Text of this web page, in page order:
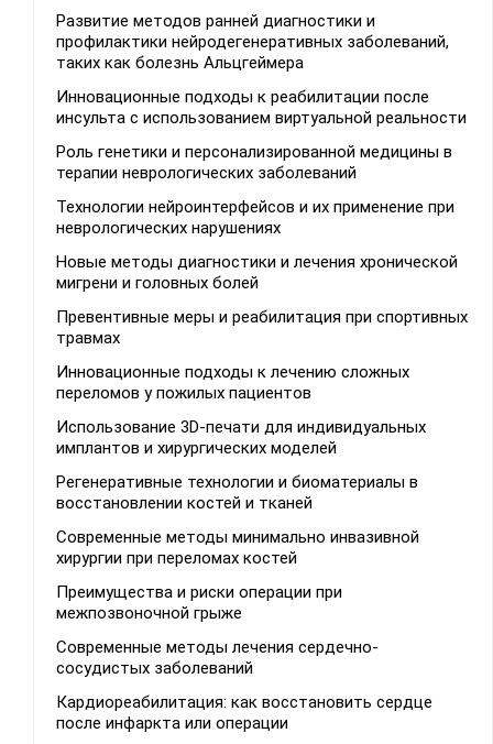
Развитие методов ранней диагностики и
профилактики нейродегенеративных заболеваний,
таких как болезнь Альцгеймера
Инновационные подходы к реабилитации после
инсульта с использованием виртуальной реальности
Роль генетики и персонализированной медицины в
терапии неврологических заболеваний
Технологии нейроинтерфейсов и их применение при
неврологических нарушениях
Новые методы диагностики и лечения хронической
мигрени и головных болей
Превентивные меры и реабилитация при спортивных
травмах
Инновационные подходы к лечению сложных
переломов у пожилых пациентов
Использование 3D-печати для индивидуальных
имплантов и хирургических моделей
Регенеративные технологии и биоматериалы в
восстановлении костей и тканей
Современные методы минимально инвазивной
хирургии при переломах костей
Преимущества и риски операции при
межпозвоночной грыже
Современные методы лечения сердечно-
сосудистых заболеваний
Кардиореабилитация: как восстановить сердце
после инфаркта или операции